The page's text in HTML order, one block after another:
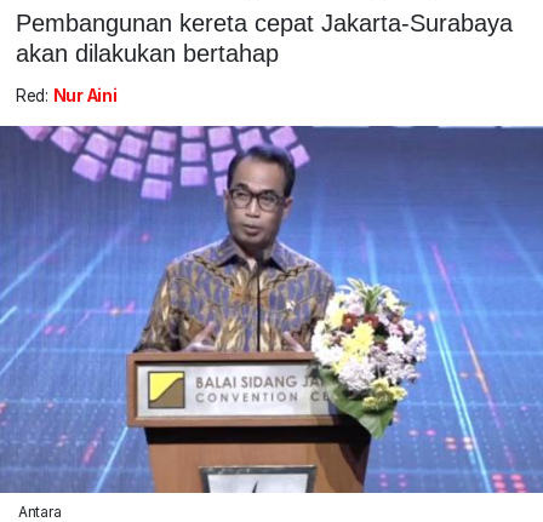
Pembangunan kereta cepat Jakarta-Surabaya
akan dilakukan bertahap
Red: Nur Aini
Antara